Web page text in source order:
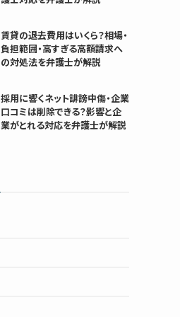
賃貸の退去費用はいくら？相場・
負担範囲・高すぎる高額請求へ
の対処法を弁護士が解説
採用に響くネット誹謗中傷・企業
口コミは削除できる？影響と企
業がとれる対応を弁護士が解説